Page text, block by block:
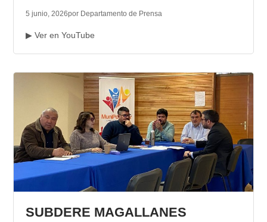
5 junio, 2026por Departamento de Prensa
▶ Ver en YouTube
SUBDERE MAGALLANES